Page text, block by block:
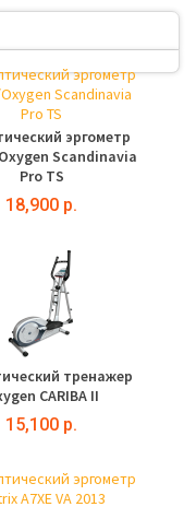
эргометр
Scandinavia
Pro TS
18,900 р.
тренажер
CARIBA II
15,100 р.